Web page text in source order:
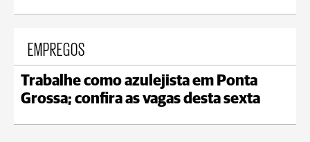
EMPREGOS
Trabalhe como azulejista em Ponta
Grossa; confira as vagas desta sexta